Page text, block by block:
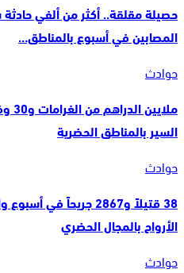
المصابين في أسبوع بالمناطق…
حوادث
السير بالمناطق الحضرية
حوادث
38 قتيلاً و2867
الأرواح بالمجال الحضري
حوادث